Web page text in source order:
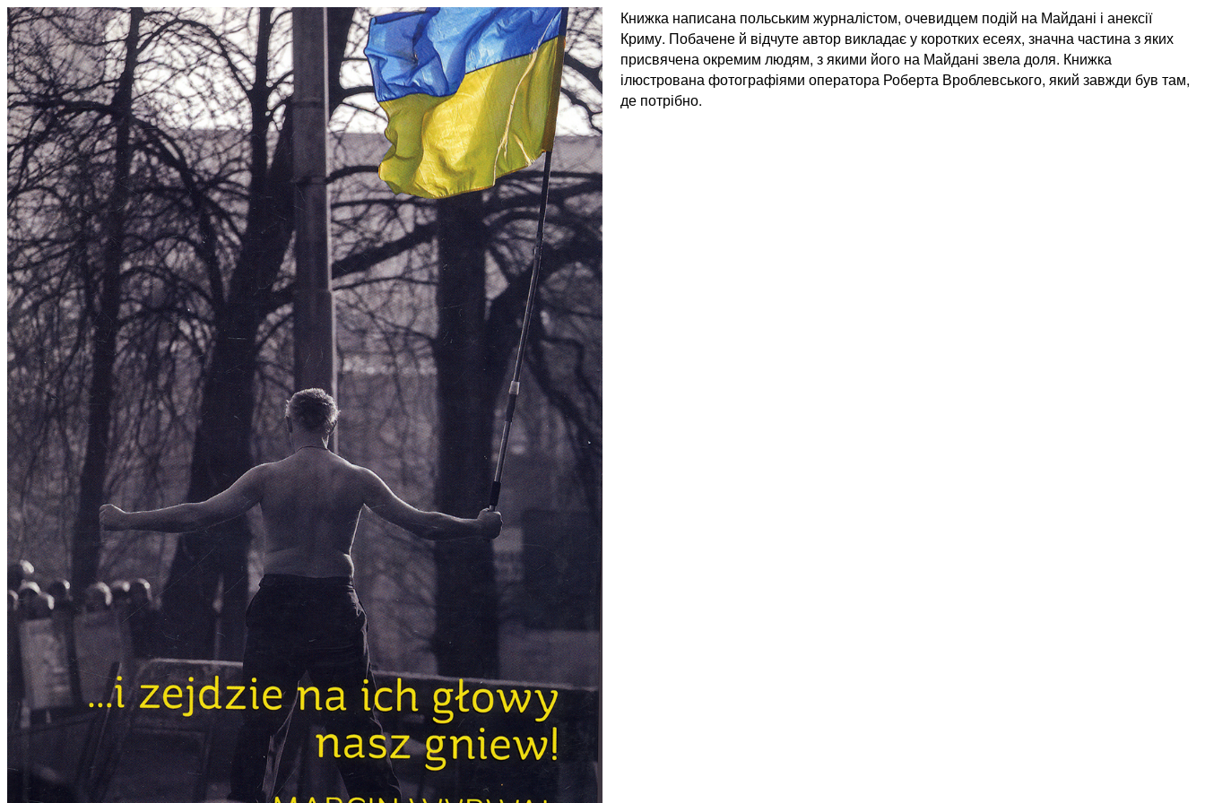
Книжка написана польським журналістом, очевидцем подій на Майдані і анексії
Криму. Побачене й відчуте автор викладає у коротких есеях, значна частина з яких
присвячена окремим людям, з якими його на Майдані звела доля. Книжка
ілюстрована фотографіями оператора Роберта Вроблевського, який завжди був там,
де потрібно.